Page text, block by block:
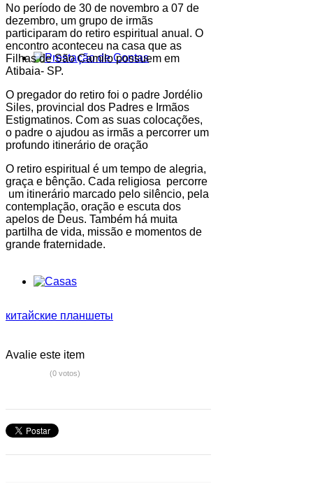
No período de 30 de novembro a 07 de
dezembro, um grupo de irmãs
participaram do retiro espiritual anual. O
encontro aconteceu na casa que as
Filhas de São Camilo possuem em
Atibaia- SP.
O pregador do retiro foi o padre Jordélio
Siles, provincial dos Padres e Irmãos
Estigmatinos. Com as suas colocações,
o padre o ajudou as irmãs a percorrer um
profundo itinerário de oração
O retiro espiritual é um tempo de alegria,
graça e bênção. Cada religiosa percorre
um itinerário marcado pelo silêncio, pela
contemplação, oração e escuta dos
apelos de Deus. Também há muita
partilha de vida, missão e momentos de
grande fraternidade.
китайские планшеты
Avalie este item
(0 votos)